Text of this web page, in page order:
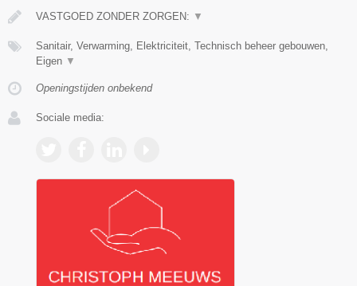
VASTGOED ZONDER ZORGEN: ▼
Sanitair, Verwarming, Elektriciteit, Technisch beheer gebouwen,
Eigen ▼
Openingstijden onbekend
Sociale media: